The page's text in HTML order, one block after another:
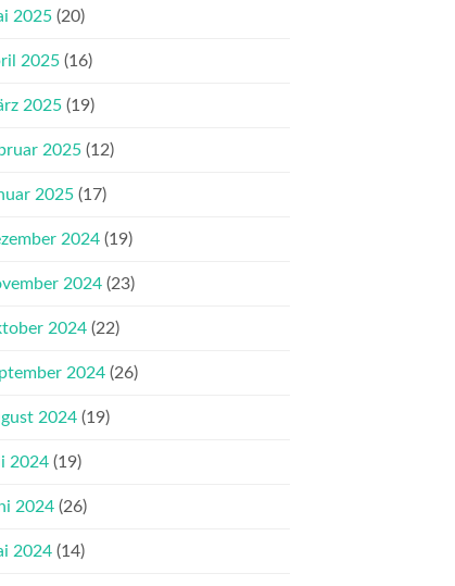
2025 (20)
2025 (16)
2025 (19)
2025 (12)
2025 (17)
2024 (19)
2024 (23)
2024 (22)
2024 (26)
2024 (19)
2024 (19)
2024 (26)
2024 (14)